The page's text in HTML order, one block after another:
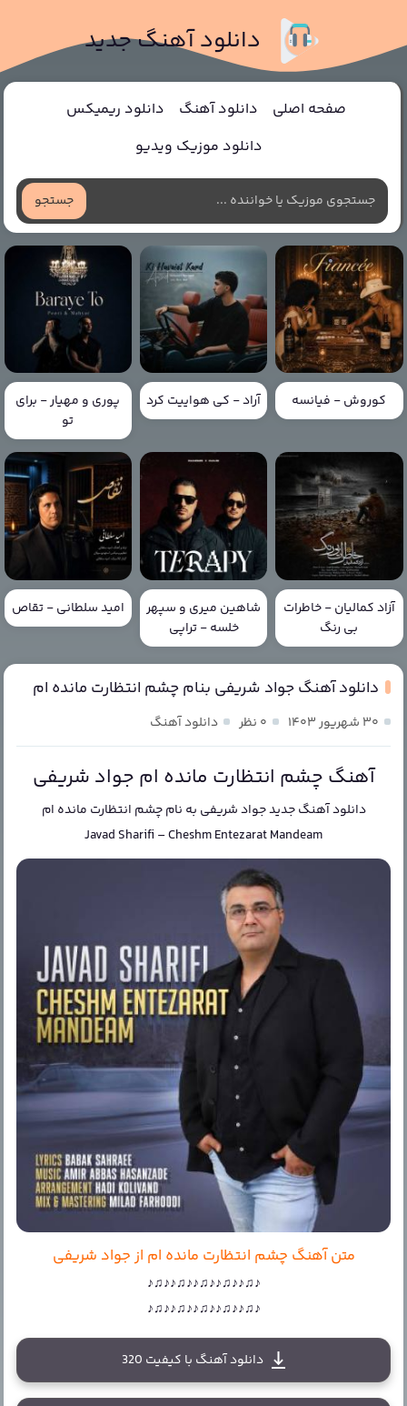
دانلود آهنگ جدید
صفحه اصلی دانلود آهنگ
دانلود ریمیکس
دانلود موزیک ویدیو
جستجو
کوروش - فیانسه آراد - کی هواییت کرد
پوری و مهیار - برای
تو
آزاد کمالیان - خاطرات
بی رنگ
شاهین میری و سپهر
خلسه - تراپی
امید سلطانی - تقاص
دانلود آهنگ جواد شریفی بنام چشم انتظارت مانده ام
۳۰ شهریور ۱۴۰۳ ۰ نظر دانلود آهنگ
آهنگ چشم انتظارت مانده ام جواد شریفی
دانلود آهنگ جدیدجواد شریفی به نامچشم انتظارت مانده ام
Javad Sharifi –Cheshm Entezarat Mandeam
متن آهنگ چشم انتظارت مانده ام از جواد شریفی
♪♫♪♪♫♪♪♫♪♪♫♪♪♫♪
♪♫♪♪♫♪♪♫♪♪♫♪♪♫♪
دانلود آهنگ با کیفیت 320